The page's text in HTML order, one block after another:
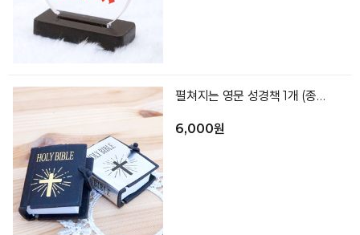
펼쳐지는 영문 성경책 1개 (종류랜덤)
6,000원